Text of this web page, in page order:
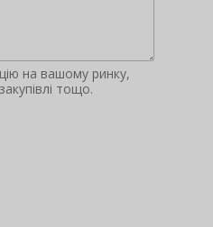
на вашому ринку,
тощо.